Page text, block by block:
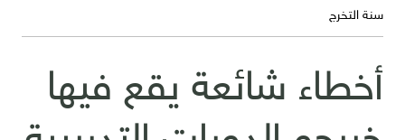
سنة التخرج
أخطاء شائعة يقع فيها